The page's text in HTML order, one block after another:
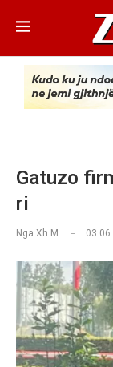
Gatuzo
ri
Nga Xh M